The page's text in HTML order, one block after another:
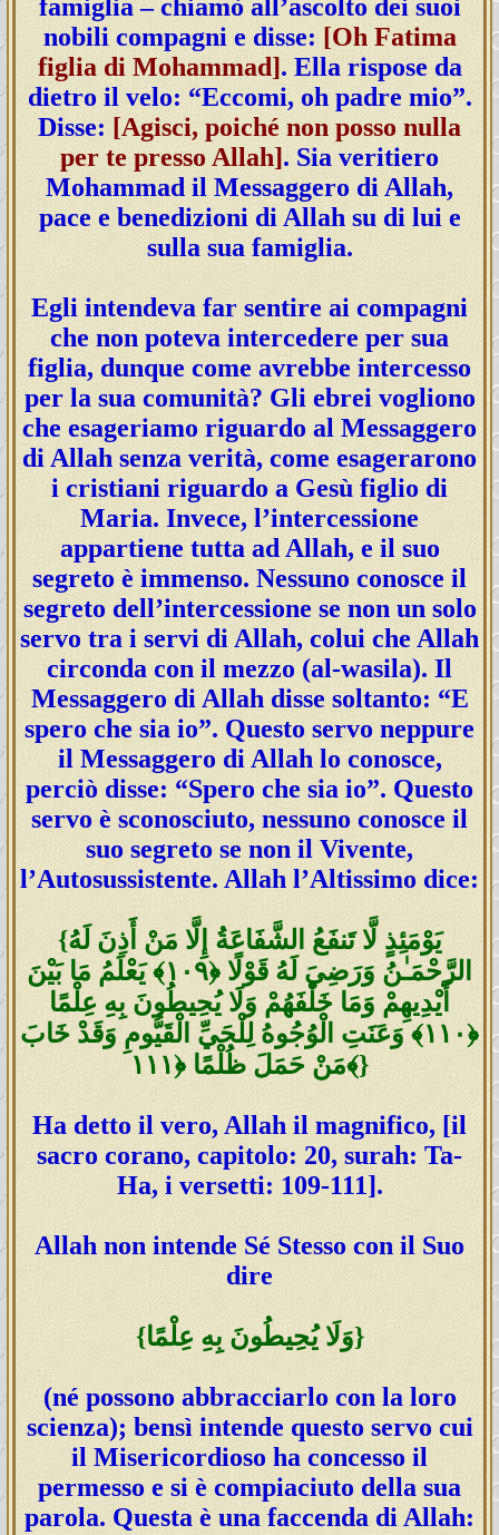
famiglia – chiamò all’ascolto dei suoi
nobili compagni e disse: [Oh Fatima
figlia di Mohammad]. Ella rispose da
dietro il velo: “Eccomi, oh padre mio”.
Disse: [Agisci, poiché non posso nulla
per te presso Allah]. Sia veritiero
Mohammad il Messaggero di Allah,
pace e benedizioni di Allah su di lui e
sulla sua famiglia.
Egli intendeva far sentire ai compagni
che non poteva intercedere per sua
figlia, dunque come avrebbe intercesso
per la sua comunità? Gli ebrei vogliono
che esageriamo riguardo al Messaggero
di Allah senza verità, come esagerarono
i cristiani riguardo a Gesù figlio di
Maria. Invece, l’intercessione
appartiene tutta ad Allah, e il suo
segreto è immenso. Nessuno conosce il
segreto dell’intercessione se non un solo
servo tra i servi di Allah, colui che Allah
circonda con il mezzo (al-wasila). Il
Messaggero di Allah disse soltanto: “E
spero che sia io”. Questo servo neppure
il Messaggero di Allah lo conosce,
perciò disse: “Spero che sia io”. Questo
servo è sconosciuto, nessuno conosce il
suo segreto se non il Vivente,
l’Autosussistente. Allah l’Altissimo dice:
{يَوْمَئِذٍ لَّا تَنفَعُ الشَّفَاعَةُ إِلَّا مَنْ أَذِنَ لَهُ
الرَّ‌حْمَـٰنُ وَرَ‌ضِيَ لَهُ قَوْلًا ﴿١٠٩﴾ يَعْلَمُ مَا بَيْنَ
أَيْدِيهِمْ وَمَا خَلْفَهُمْ وَلَا يُحِيطُونَ بِهِ عِلْمًا
﴿١١٠﴾ وَعَنَتِ الْوُجُوهُ لِلْحَيِّ الْقَيُّومِ وَقَدْ خَابَ
مَنْ حَمَلَ ظُلْمًا ﴿١١١﴾}
Ha detto il vero, Allah il magnifico, [il
sacro corano, capitolo: 20, surah: Ta-
Ha, i versetti: 109-111].
Allah non intende Sé Stesso con il Suo
dire
{وَلَا يُحِيطُونَ بِهِ عِلْمًا}
(né possono abbracciarlo con la loro
scienza); bensì intende questo servo cui
il Misericordioso ha concesso il
permesso e si è compiaciuto della sua
parola. Questa è una faccenda di Allah: